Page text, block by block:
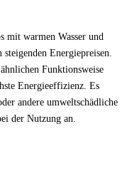
mit warmen Wasser und
Energiepreisen.
Funktionsweise
Energieeffizienz. Es
andere umweltschädliche
der Nutzung an.